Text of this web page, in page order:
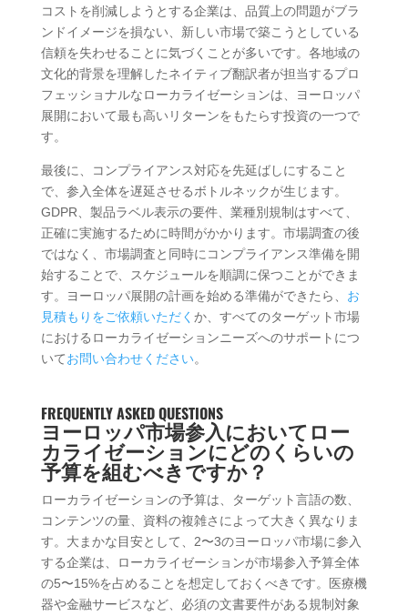
コストを削減しようとする企業は、品質上の問題がブラ
ンドイメージを損ない、新しい市場で築こうとしている
信頼を失わせることに気づくことが多いです。各地域の
文化的背景を理解したネイティブ翻訳者が担当するプロ
フェッショナルなローカライゼーションは、ヨーロッパ
展開において最も高いリターンをもたらす投資の一つで
す。
最後に、コンプライアンス対応を先延ばしにすること
で、参入全体を遅延させるボトルネックが生じます。
GDPR、製品ラベル表示の要件、業種別規制はすべて、
正確に実施するために時間がかかります。市場調査の後
ではなく、市場調査と同時にコンプライアンス準備を開
始することで、スケジュールを順調に保つことができま
す。ヨーロッパ展開の計画を始める準備ができたら、 お
見積もりをご依頼いただく か、すべてのターゲット市場
におけるローカライゼーションニーズへのサポートにつ
いてお問い合わせください。
FREQUENTLY ASKED QUESTIONS
ヨーロッパ市場参入においてロー
カライゼーションにどのくらいの
予算を組むべきですか？
ローカライゼーションの予算は、ターゲット言語の数、
コンテンツの量、資料の複雑さによって大きく異なりま
す。大まかな目安として、2〜3のヨーロッパ市場に参入
する企業は、ローカライゼーションが市場参入予算全体
の5〜15%を占めることを想定しておくべきです。医療機
器や金融サービスなど、必須の文書要件がある規制対象